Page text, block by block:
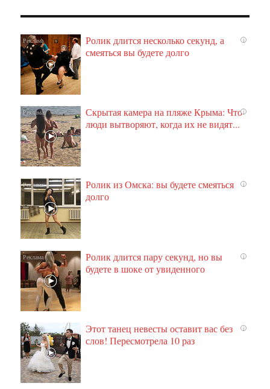
i
Ролик длится несколько секунд, а
смеяться вы будете долго
i
Скрытая камера на пляже Крыма: Что
люди вытворяют, когда их не видят...
i
Ролик из Омска: вы будете смеяться
долго
i
Ролик длится пару секунд, но вы
будете в шоке от увиденного
i
Этот танец невесты оставит вас без
слов! Пересмотрела 10 раз